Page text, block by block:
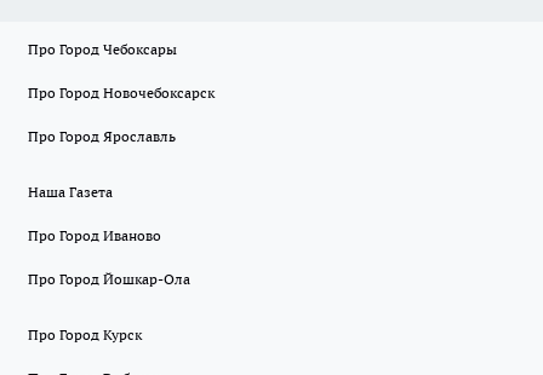
Про Город Чебоксары
Про Город Новочебоксарск
Про Город Ярославль
Наша Газета
Про Город Иваново
Про Город Йошкар-Ола
Про Город Курск